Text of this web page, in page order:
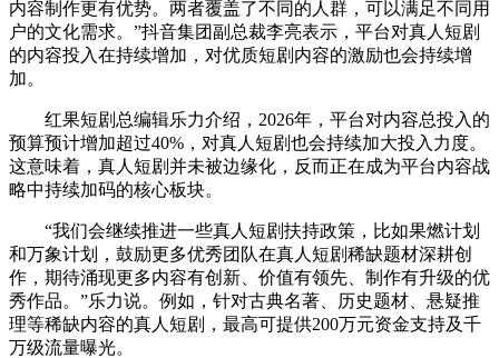
内容制作更有优势。两者覆盖了不同的人群，可以满足不同用
户的文化需求。”抖音集团副总裁李亮表示，平台对真人短剧
的内容投入在持续增加，对优质短剧内容的激励也会持续增
加。
红果短剧总编辑乐力介绍，2026年，平台对内容总投入的
预算预计增加超过40%，对真人短剧也会持续加大投入力度。
这意味着，真人短剧并未被边缘化，反而正在成为平台内容战
略中持续加码的核心板块。
“我们会继续推进一些真人短剧扶持政策，比如果燃计划
和万象计划，鼓励更多优秀团队在真人短剧稀缺题材深耕创
作，期待涌现更多内容有创新、价值有领先、制作有升级的优
秀作品。”乐力说。例如，针对古典名著、历史题材、悬疑推
理等稀缺内容的真人短剧，最高可提供200万元资金支持及千
万级流量曝光。